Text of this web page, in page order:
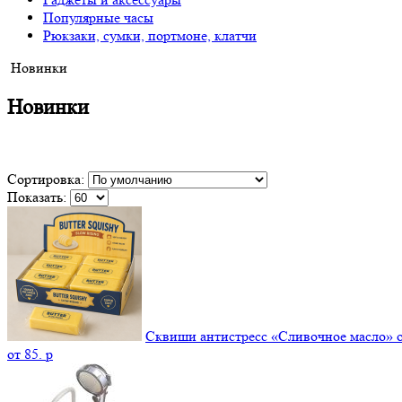
Популярные часы
Рюкзаки, сумки, портмоне, клатчи
Новинки
Новинки
Сортировка:
Показать:
Сквиши антистресс «Сливочное масло»
от 85. p